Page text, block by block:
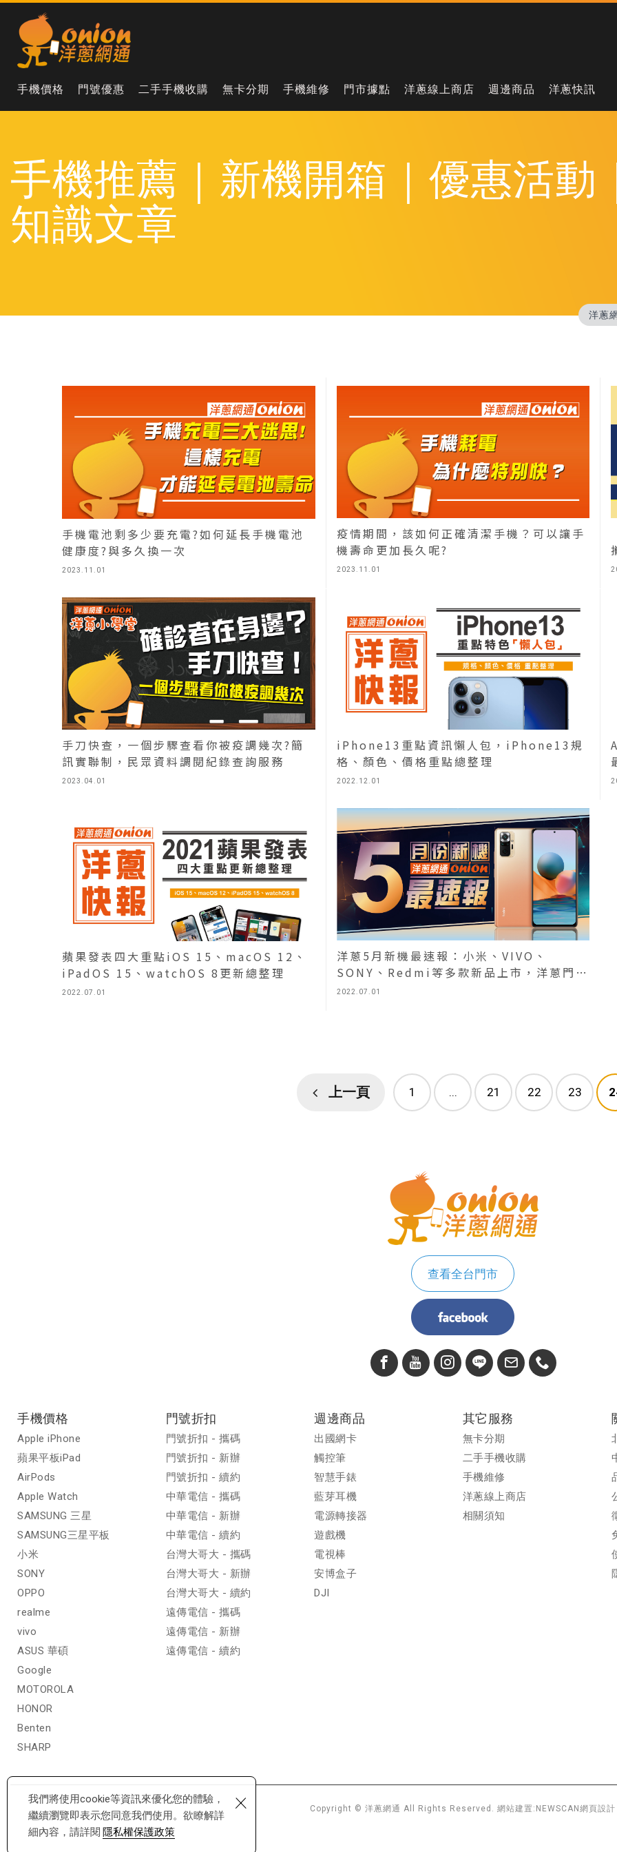
我們將使用cookie等資訊來優化您的體驗，
繼續瀏覽即表示您同意我們使用。欲瞭解詳
細內容，請詳閱 隱私權保護政策
×
手機價格 門號優惠 二手手機收購 無卡分期 手機維修 門市據點 洋蔥線上商店 週邊商品 洋蔥快訊
手機推薦｜新機開箱｜優惠活動
知識文章
洋蔥
2023.11.01
手機電池剩多少要充電?如何延長手機電池
健康度?與多久換一次
2023.11.01
疫情期間，該如何正確清潔手機？可以讓手
機壽命更加長久呢?
2023.04.01
手刀快查，一個步驟查看你被疫調幾次?簡
訊實聯制，民眾資料調閱紀錄查詢服務
2022.12.01
iPhone13重點資訊懶人包，iPhone13規
格、顏色、價格重點總整理
2022.07.01
蘋果發表四大重點iOS 15、macOS 12、
iPadOS 15、watchOS 8更新總整理
2022.07.01
洋蔥5月新機最速報：小米、VIVO、
SONY、Redmi等多款新品上市，洋蔥門市
特賣中
上一頁 1 ... 21 22 23
查看全台門市
手機價格
Apple iPhone
蘋果平板iPad
AirPods
Apple Watch
SAMSUNG 三星
SAMSUNG三星平板
小米
SONY
OPPO
realme
vivo
ASUS 華碩
Google
MOTOROLA
HONOR
Benten
SHARP
門號折扣
門號折扣 - 攜碼
門號折扣 - 新辦
門號折扣 - 續約
中華電信 - 攜碼
中華電信 - 新辦
中華電信 - 續約
台灣大哥大 - 攜碼
台灣大哥大 - 新辦
台灣大哥大 - 續約
遠傳電信 - 攜碼
遠傳電信 - 新辦
遠傳電信 - 續約
週邊商品
出國網卡
觸控筆
智慧手錶
藍芽耳機
電源轉接器
遊戲機
電視棒
安博盒子
DJI
其它服務
無卡分期
二手手機收購
手機維修
洋蔥線上商店
相關須知
Copyright © 洋蔥網通 All Rights Reserved. 網站建置: NEWSCAN網頁設計